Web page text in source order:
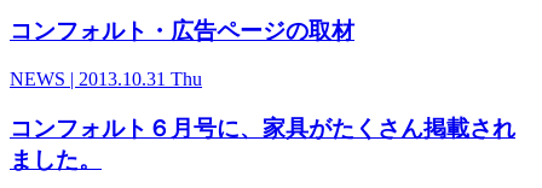
コンフォルト・広告ページの取材
NEWS | 2013.10.31 Thu
コンフォルト６月号に、家具がたくさん掲載され
ました。